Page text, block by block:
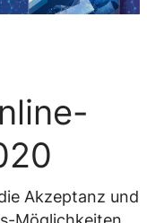
Akzeptanz und